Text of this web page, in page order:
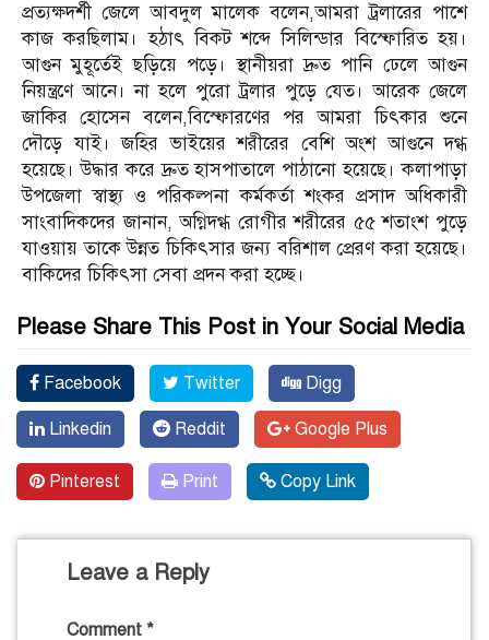
প্রত্যক্ষদর্শী জেলে আবদুল মালেক বলেন,আমরা ট্রলারের পাশে
কাজ করছিলাম। হঠাৎ বিকট শব্দে সিলিন্ডার বিস্ফোরিত হয়।
আগুন মুহূর্তেই ছড়িয়ে পড়ে। স্থানীয়রা দ্রুত পানি ঢেলে আগুন
নিয়ন্ত্রণে আনে। না হলে পুরো ট্রলার পুড়ে যেত। আরেক জেলে
জাকির হোসেন বলেন,বিস্ফোরণের পর আমরা চিৎকার শুনে
দৌড়ে যাই। জহির ভাইয়ের শরীরের বেশি অংশ আগুনে দগ্ধ
হয়েছে। উদ্ধার করে দ্রুত হাসপাতালে পাঠানো হয়েছে। কলাপাড়া
উপজেলা স্বাস্থ্য ও পরিকল্পনা কর্মকর্তা শংকর প্রসাদ অধিকারী
সাংবাদিকদের জানান, অগ্নিদগ্ধ রোগীর শরীরের ৫৫ শতাংশ পুড়ে
যাওয়ায় তাকে উন্নত চিকিৎসার জন্য বরিশাল প্রেরণ করা হয়েছে।
বাকিদের চিকিৎসা সেবা প্রদন করা হচ্ছে।
Please Share This Post in Your Social Media
Facebook Twitter Digg
Linkedin Reddit Google Plus
Pinterest Print Copy Link
Leave a Reply
Comment *